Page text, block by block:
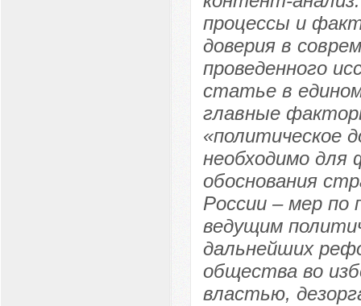
процессы и
доверия в
проведенного
статье в
главные
«политическое
необходимо для
обоснования
России – мер по
ведущим
дальнейших
общества во
властью,